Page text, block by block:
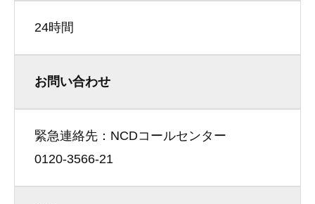
24時間
お問い合わせ
緊急連絡先：NCDコールセンター
0120-3566-21